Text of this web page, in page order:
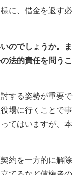
に、借金を返す必
のでしょうか。ま
法的責任を問うこ
する姿勢が重要で
場に行くことで事
てはいますが、本
約を一方的に解除